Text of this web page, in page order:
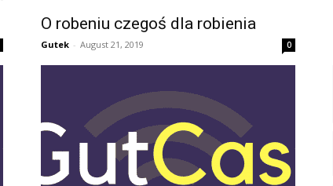
O robeniu czegoś dla robienia
Gutek - August 21, 2019 0